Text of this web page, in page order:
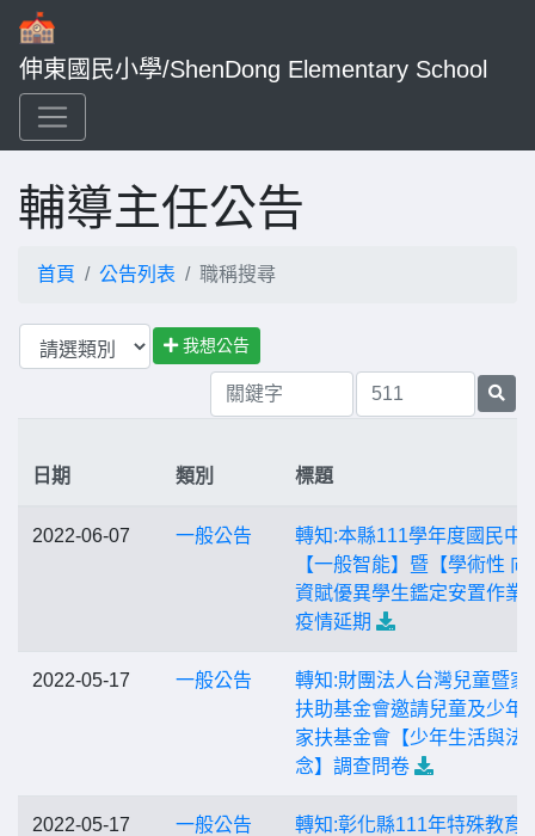
伸東國民小學/ShenDong Elementary School
輔導主任公告
首頁 公告列表 職稱搜尋
我想公告
日期 類別 標題
2022-06-07 一般公告
轉知:本縣111學年度國民中
【一般智能】暨【學術性 向
資賦優異學生鑑定安置作業
疫情延期
2022-05-17 一般公告
轉知:財團法人台灣兒童暨家
扶助基金會邀請兒童及少年
家扶基金會【少年生活與法
念】調查問卷
2022-05-17 一般公告
轉知:彰化縣111年特殊教育